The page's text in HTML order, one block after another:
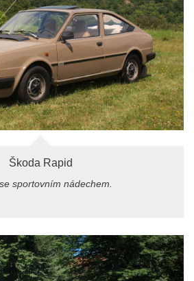
Škoda Rapid
sportovním nádechem.